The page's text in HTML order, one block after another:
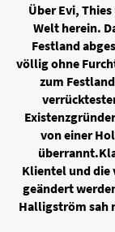
Über Evi,
Welt herein.
Festland
völlig ohne
zum
von einer
Klientel und die
geändert
Halligström sah